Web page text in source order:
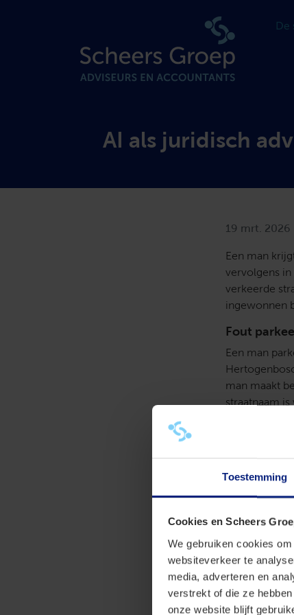
Toestemming
Cookies en Scheers
We gebruiken cookies
websiteverkeer te
media, adverteren en
verstrekt of die ze
onze website blijft
AI als juridisch
19 mrt. 2026
Een man
vervolgens in
verkeerde
ingewonnen
Fout
Een man
man maakt
straatnaam
automatisch
De
andere
nummer
van de
bij het